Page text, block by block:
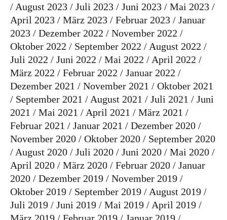
August 2023
Juli 2023 Juni 2023
Mai 2023
April 2023
März 2023 Februar 2023
Januar
2023
Dezember 2022
November 2022
Oktober 2022
September 2022
August 2022
Juli 2022
Juni 2022 Mai 2022
April 2022
März 2022
Februar 2022
Januar 2022
Dezember 2021
November 2021
Oktober 2021
September 2021
August 2021 Juli 2021
Juni
2021
Mai 2021 April 2021
März 2021
Februar 2021
Januar 2021
Dezember 2020
November 2020
Oktober 2020
September 2020
August 2020
Juli 2020 Juni 2020
Mai 2020
April 2020
März 2020 Februar 2020
Januar
2020
Dezember 2019
November 2019
Oktober 2019
September 2019
August 2019
Juli 2019
Juni 2019 Mai 2019
April 2019